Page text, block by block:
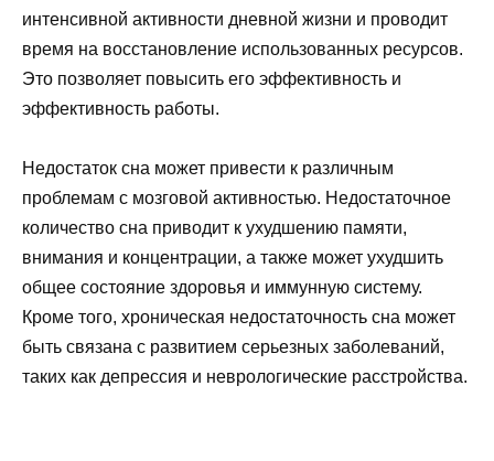
интенсивной активности дневной жизни и проводит
время на восстановление использованных ресурсов.
Это позволяет повысить его эффективность и
эффективность работы.
Недостаток сна может привести к различным
проблемам с мозговой активностью. Недостаточное
количество сна приводит к ухудшению памяти,
внимания и концентрации, а также может ухудшить
общее состояние здоровья и иммунную систему.
Кроме того, хроническая недостаточность сна может
быть связана с развитием серьезных заболеваний,
таких как депрессия и неврологические расстройства.